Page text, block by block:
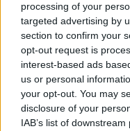
processing of your
targeted advertising by
section to confirm your
opt-out request is
interest-based ads
us or personal
your opt-out. You may
disclosure of your
IAB’s list of